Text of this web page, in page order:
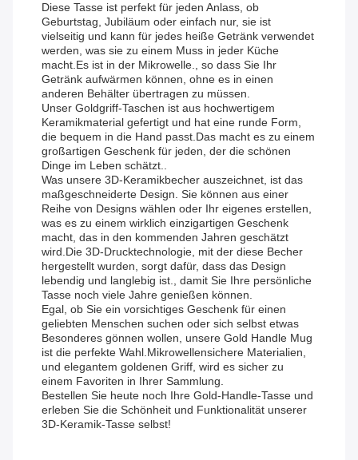
Diese Tasse ist perfekt für jeden Anlass, ob
Geburtstag, Jubiläum oder einfach nur, sie ist
vielseitig und kann für jedes heiße Getränk verwendet
werden, was sie zu einem Muss in jeder Küche
macht.Es ist in der Mikrowelle., so dass Sie Ihr
Getränk aufwärmen können, ohne es in einen
anderen Behälter übertragen zu müssen.
Unser Goldgriff-Taschen ist aus hochwertigem
Keramikmaterial gefertigt und hat eine runde Form,
die bequem in die Hand passt.Das macht es zu einem
großartigen Geschenk für jeden, der die schönen
Dinge im Leben schätzt..
Was unsere 3D-Keramikbecher auszeichnet, ist das
maßgeschneiderte Design. Sie können aus einer
Reihe von Designs wählen oder Ihr eigenes erstellen,
was es zu einem wirklich einzigartigen Geschenk
macht, das in den kommenden Jahren geschätzt
wird.Die 3D-Drucktechnologie, mit der diese Becher
hergestellt wurden, sorgt dafür, dass das Design
lebendig und langlebig ist., damit Sie Ihre persönliche
Tasse noch viele Jahre genießen können.
Egal, ob Sie ein vorsichtiges Geschenk für einen
geliebten Menschen suchen oder sich selbst etwas
Besonderes gönnen wollen, unsere Gold Handle Mug
ist die perfekte Wahl.Mikrowellensichere Materialien,
und elegantem goldenen Griff, wird es sicher zu
einem Favoriten in Ihrer Sammlung.
Bestellen Sie heute noch Ihre Gold-Handle-Tasse und
erleben Sie die Schönheit und Funktionalität unserer
3D-Keramik-Tasse selbst!